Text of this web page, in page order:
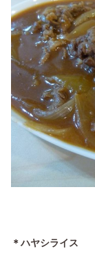
＊ハヤシライス